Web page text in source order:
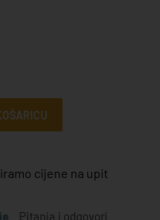
cijene na upit
Pitanja i odgovori